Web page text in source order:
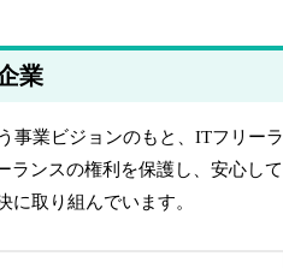
業
事業ビジョンのもと、ITフリーラ
ランスの権利を保護し、安心して
取り組んでいます。